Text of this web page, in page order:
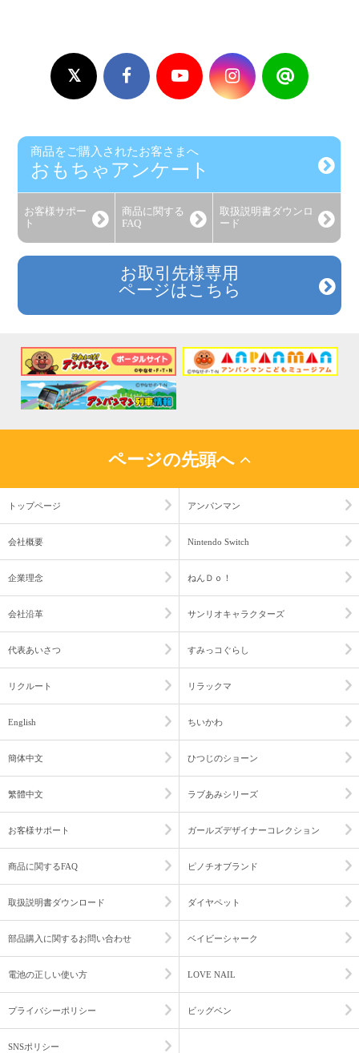
商品をご購入されたお客さまへ
おもちゃアンケート
お客様サポー
ト
商品に関する
FAQ
取扱説明書 ダウンロ
ード
お取引先様専用
ページはこちら
ページの先頭へ
トップページ
会社概要
企業理念
会社沿革
代表あいさつ
リクルート
English
簡体中文
繁體中文
お客様サポート
商品に関するFAQ
取扱説明書ダウンロード
部品購入に関するお問い合わせ
電池の正しい使い方
プライバシーポリシー
SNSポリシー
アンパンマン
Nintendo Switch
ねんＤｏ！
サンリオキャラクターズ
すみっコぐらし
リラックマ
ちいかわ
ひつじのショーン
ラブあみシリーズ
ガールズデザイナーコレクション
ピノチオブランド
ダイヤペット
ベイビーシャーク
LOVE NAIL
ビッグベン